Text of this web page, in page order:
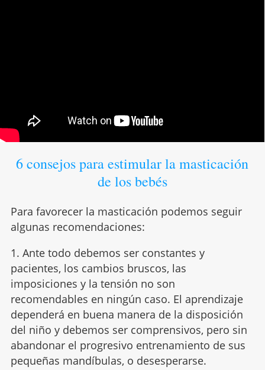
6 consejos para estimular la masticación
de los bebés
Para favorecer la masticación podemos seguir
algunas recomendaciones:
1. Ante todo debemos ser constantes y
pacientes, los cambios bruscos, las
imposiciones y la tensión no son
recomendables en ningún caso. El aprendizaje
dependerá en buena manera de la disposición
del niño y debemos ser comprensivos, pero sin
abandonar el progresivo entrenamiento de sus
pequeñas mandíbulas, o desesperarse.